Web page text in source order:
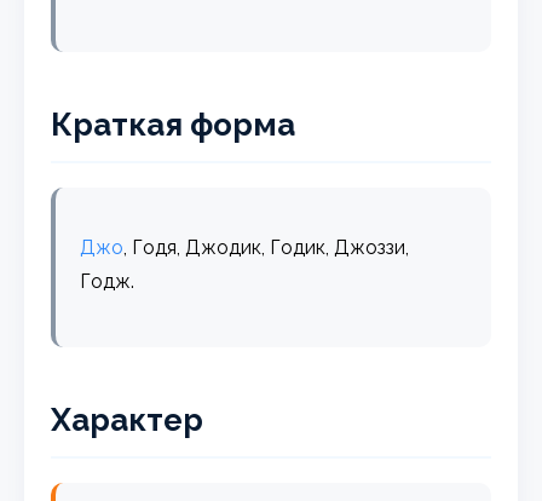
Краткая форма
Джо, Годя, Джодик, Годик, Джоззи,
Годж.
Характер